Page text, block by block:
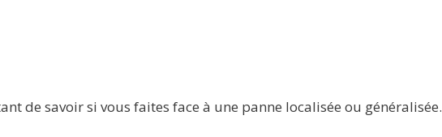
de savoir si vous faites face à une panne localisée ou généralisée.